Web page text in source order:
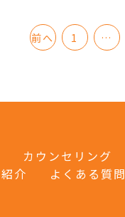
前へ 1 …
カウンセリング
介 よくある質問